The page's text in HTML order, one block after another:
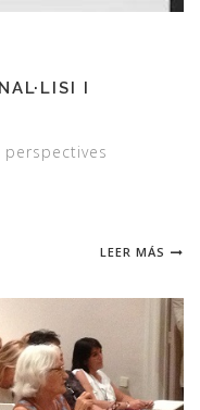
I
perspectives
LEER MÁS